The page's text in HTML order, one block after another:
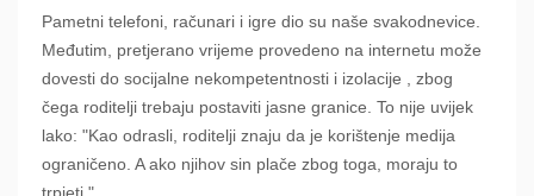
Pametni telefoni, računari i igre dio su naše svakodnevice.
Međutim, pretjerano vrijeme provedeno na internetu može
dovesti do socijalne nekompetentnosti i izolacije , zbog
čega roditelji trebaju postaviti jasne granice. To nije uvijek
lako: "Kao odrasli, roditelji znaju da je korištenje medija
ograničeno. A ako njihov sin plače zbog toga, moraju to
trpjeti."